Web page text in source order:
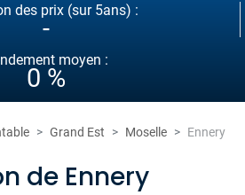
des prix (sur 5ans) :
-
moyen :
0 %
Grand Est Moselle Ennery
de Ennery